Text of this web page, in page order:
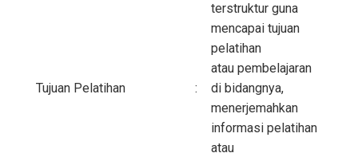
Tujuan Pelatihan :
terstruktur guna
mencapai tujuan
pelatihan
atau pembelajaran
di bidangnya,
menerjemahkan
informasi pelatihan
atau